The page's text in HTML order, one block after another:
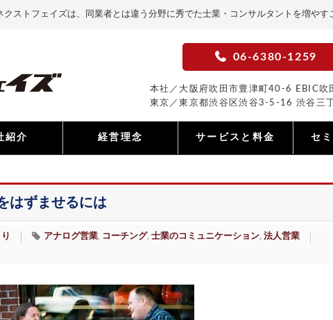
クストフェイズは、同業者とは違う分野に秀でた士業・コンサルタントを増や
06-6380-1259
本社／大阪府吹田市豊津町40-6 EBIC吹
東京／東京都渋谷区渋谷3-5-16 渋谷三
紹介 経営理念 サービスと料金 セ
はずませるには
アナログ営業 コーチング 士業のコミュニケーション 法人営業